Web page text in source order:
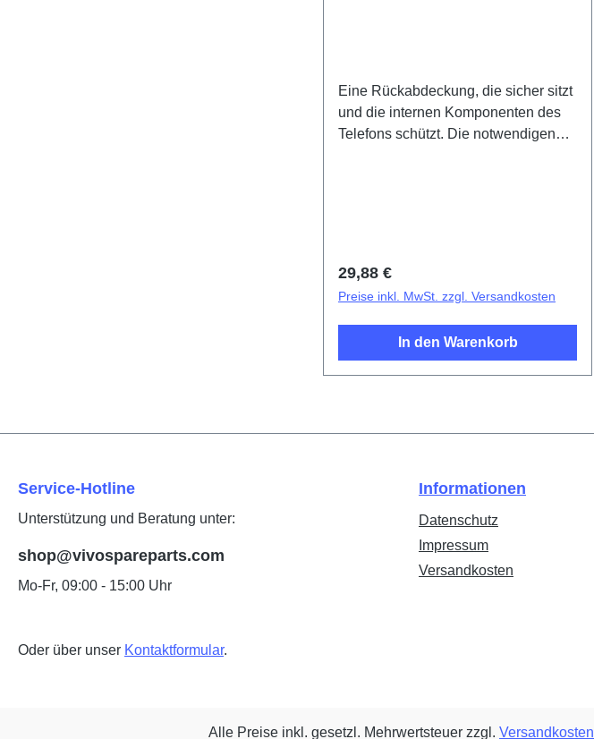
Eine Rückabdeckung, die sicher sitzt
und die internen Komponenten des
Telefons schützt. Die notwendigen
Regulärer Preis:
29,88 €
Preise inkl. MwSt. zzgl. Versandkosten
In den Warenkorb
Service-Hotline
Unterstützung und Beratung unter:
shop@vivospareparts.com
Mo-Fr, 09:00 - 15:00 Uhr
Oder über unser Kontaktformular.
Informationen
Datenschutz
Impressum
Versandkosten
Alle Preise inkl. gesetzl. Mehrwertsteuer zzgl. Versandkosten